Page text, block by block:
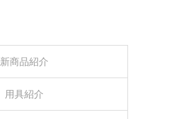
新商品紹介
用具紹介